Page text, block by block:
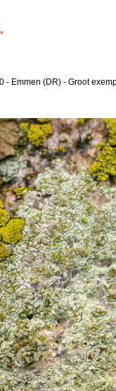
- Emmen (DR) - Groot